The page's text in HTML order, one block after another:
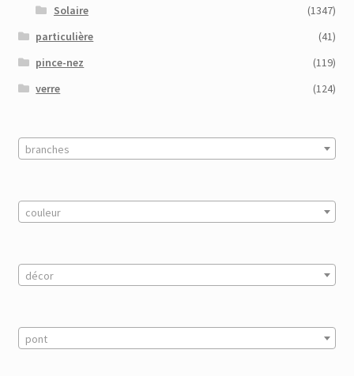
Solaire
(1347)
particulière
(41)
pince-nez
(119)
verre
(124)
branches
couleur
décor
pont